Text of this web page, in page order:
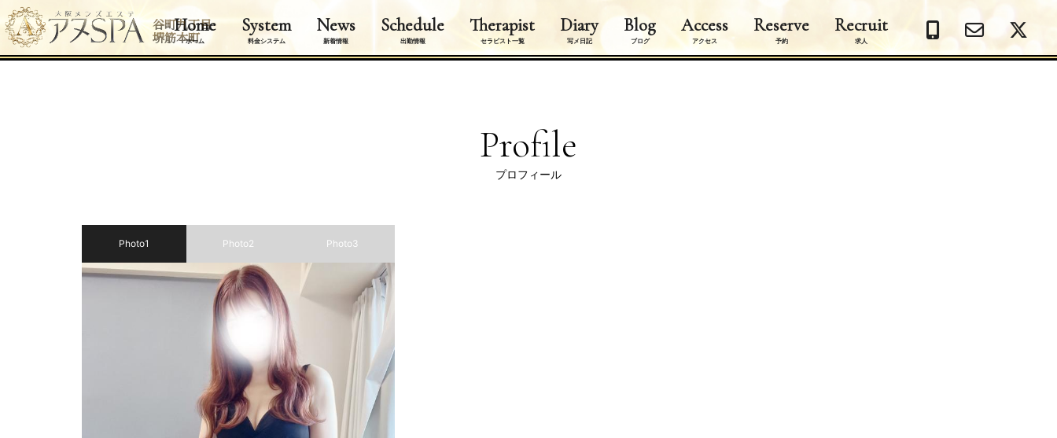
谷町九丁目
堺筋本町
Home
ホーム
System
料金システム
News
新着情報
Schedule
出勤情報
Therapist
セラピスト一覧
Diary
写メ日記
Blog
ブログ
Access
アクセス
Reserve
予約
Recruit
求人
Profile
プロフィール
Photo1 Photo2 Photo3